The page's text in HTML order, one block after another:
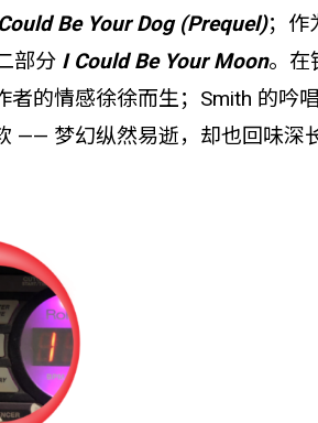
Be Your Dog (Prequel)；作
部分I Could Be Your Moon。在
的情感徐徐而生；Smith 的吟
—— 梦幻纵然易逝，却也回味深长